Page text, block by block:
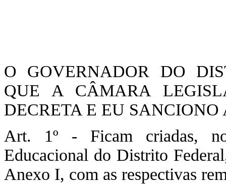
O GOVERNADOR DO
QUE A CÂMARA
DECRETA E EU
Art. 1º - Ficam criadas,
Educacional do Distrito
Anexo I, com as respectivas